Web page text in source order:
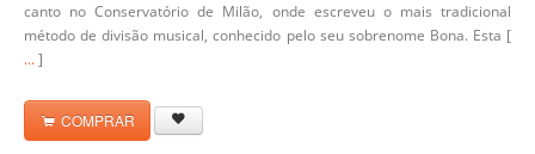
canto no Conservatório de Milão, onde escreveu o mais tradicional
método de divisão musical, conhecido pelo seu sobrenome Bona. Esta [
...]
COMPRAR